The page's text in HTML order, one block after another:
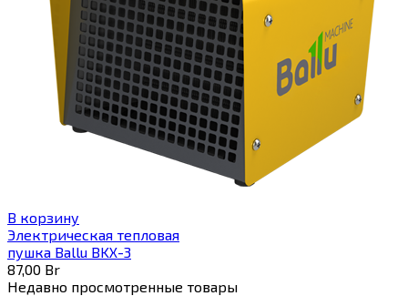
В корзину
Электрическая тепловая
пушка Ballu BKX-3
87,00 Br
Недавно просмотренные товары